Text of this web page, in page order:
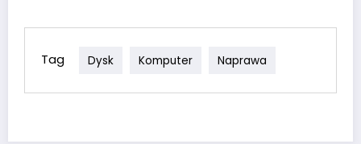
Tag Dysk Komputer Naprawa